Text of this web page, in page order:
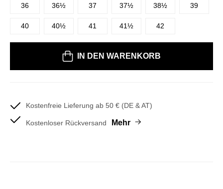
36 36½ 37 37½ 38½ 39
40 40½ 41 41½ 42
IN DEN WARENKORB
Kostenfreie Lieferung ab 50 € (DE & AT)
Kostenloser Rückversand Mehr